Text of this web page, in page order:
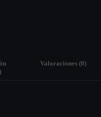
Valoraciones (0)